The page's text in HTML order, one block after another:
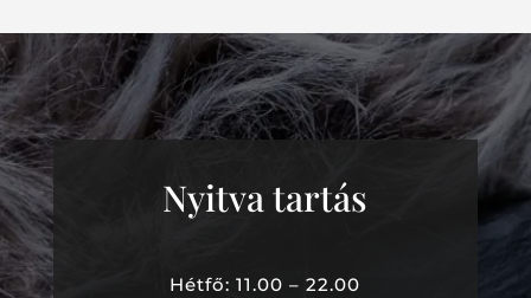
Nyitva tartás
Hétfő: 11.00 – 22.00